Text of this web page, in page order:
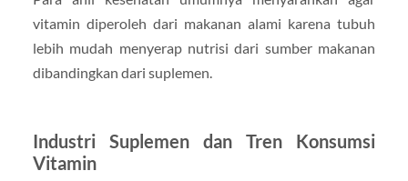
vitamin diperoleh dari makanan alami karena tubuh
lebih mudah menyerap nutrisi dari sumber makanan
dibandingkan dari suplemen.
Industri Suplemen dan Tren Konsumsi
Vitamin